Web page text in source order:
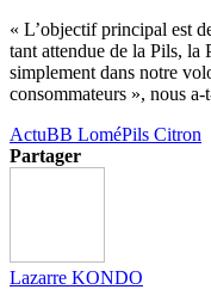
« L’objectif principal est
tant attendue de la Pils, la
simplement dans notre
consommateurs », nous
ActuBB LoméPils Citron
Partager
Lazarre KONDO